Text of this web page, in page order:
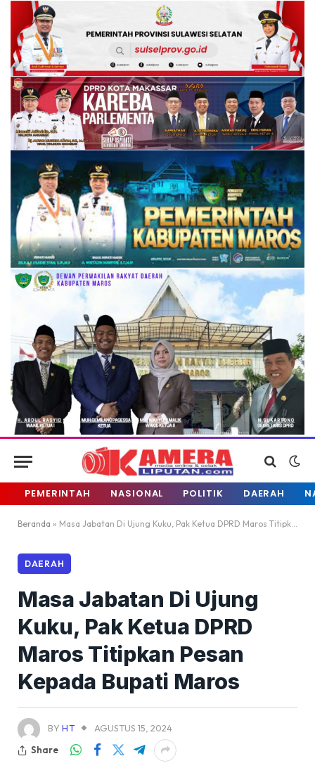
PEMERINTAH NASIONAL POLITIK DAERAH
Beranda » Masa Jabatan Di Ujung Kuku, Pak Ketua DPRD Maros Titipkan Pesan Kepada Bupati Maros
DAERAH
Masa Jabatan Di Ujung
Kuku, Pak Ketua DPRD
Maros Titipkan Pesan
Kepada Bupati Maros
BY HT
AGUSTUS 15, 2024
Share